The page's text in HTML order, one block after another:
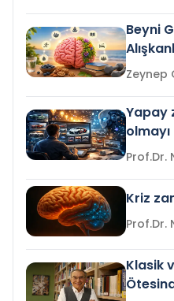
Beyni
Yapay
Kriz
Klasik